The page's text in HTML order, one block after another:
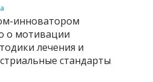
инноватором
о мотивации
лечения и
стандарты